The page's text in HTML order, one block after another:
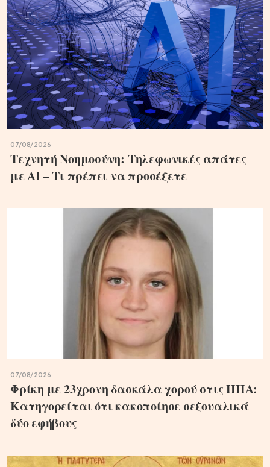
07/08/2026
Τεχνητή Νοημοσύνη: Τηλεφωνικές απάτες
με ΑΙ – Τι πρέπει να προσέξετε
07/08/2026
Φρίκη με 23χρονη δασκάλα χορού στις ΗΠΑ:
Κατηγορείται ότι κακοποίησε σεξουαλικά
δύο εφήβους